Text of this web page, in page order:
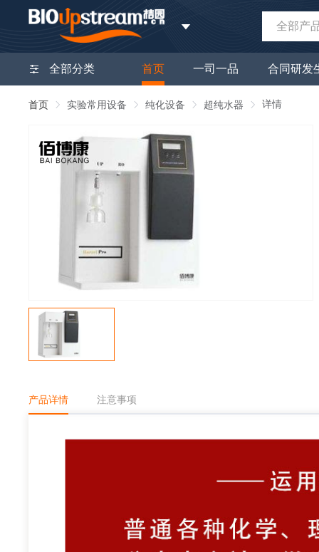
全部产
全部分类 首页 一司一品 合同研发
首页 实验常用设备 纯化设备 超纯水器 详情
产品详情 注意事项